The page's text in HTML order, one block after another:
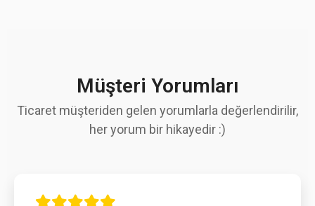
Müşteri Yorumları
Ticaret müşteriden gelen yorumlarla değerlendirilir,
her yorum bir hikayedir :)